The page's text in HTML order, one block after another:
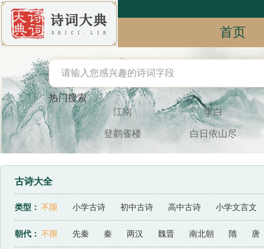
首页
热门搜索
江南
李白
登鹳雀楼 白日依山尽
古诗大全
类型： 不限 小学古诗 初中古诗 高中古诗 小学文言文
宋词三百首 古诗十九首 节气 闺思 追忆 忧愁
朝代： 不限 先秦 秦 两汉 魏晋 南北朝 隋 唐